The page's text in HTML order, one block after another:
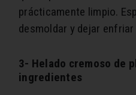
prácticamente limpio.
desmoldar y dejar
3- Helado cremoso de
ingredientes